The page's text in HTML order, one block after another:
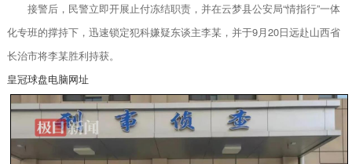
接警后，民警立即开展止付冻结职责，并在云梦县公安局“情指行”一体
化专班的撑持下，迅速锁定犯科嫌疑东谈主李某，并于9月20日远赴山西省
长治市将李某胜利持获。
皇冠球盘电脑网址